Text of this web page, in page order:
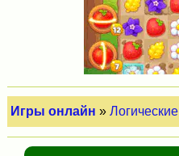
Игры онлайн »Логические